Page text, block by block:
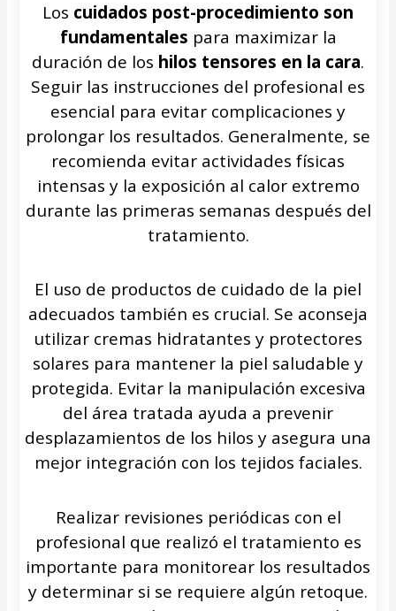
Los cuidados post-procedimiento son
fundamentales para maximizar la
duración de los hilos tensores en la cara.
Seguir las instrucciones del profesional es
esencial para evitar complicaciones y
prolongar los resultados. Generalmente, se
recomienda evitar actividades físicas
intensas y la exposición al calor extremo
durante las primeras semanas después del
tratamiento.
El uso de productos de cuidado de la piel
adecuados también es crucial. Se aconseja
utilizar cremas hidratantes y protectores
solares para mantener la piel saludable y
protegida. Evitar la manipulación excesiva
del área tratada ayuda a prevenir
desplazamientos de los hilos y asegura una
mejor integración con los tejidos faciales.
Realizar revisiones periódicas con el
profesional que realizó el tratamiento es
importante para monitorear los resultados
y determinar si se requiere algún retoque.